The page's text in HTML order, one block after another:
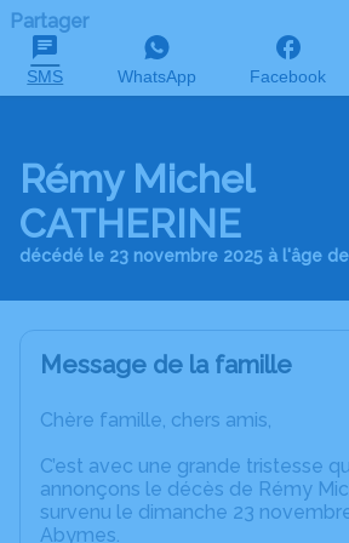
Partager
SMS WhatsApp Facebook
Rémy Michel
CATHERINE
décédé le 23 novembre 2025 à l'âge
Message de la famille
Chère famille, chers amis,
C’est avec une grande tristesse
annonçons le décès de Rémy
survenu le dimanche 23
Abymes.